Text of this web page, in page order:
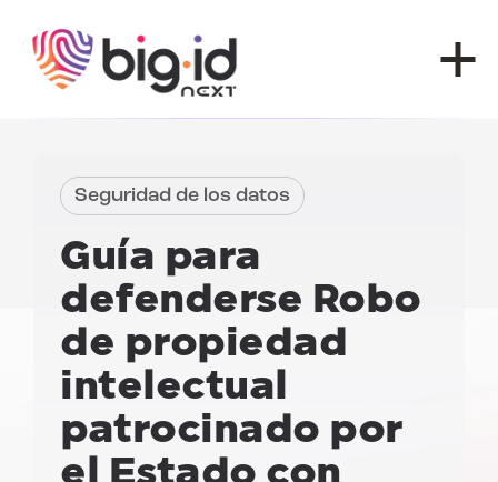
Seguridad de los datos
Guía para
defenderse Robo
de propiedad
intelectual
patrocinado por
el Estado con